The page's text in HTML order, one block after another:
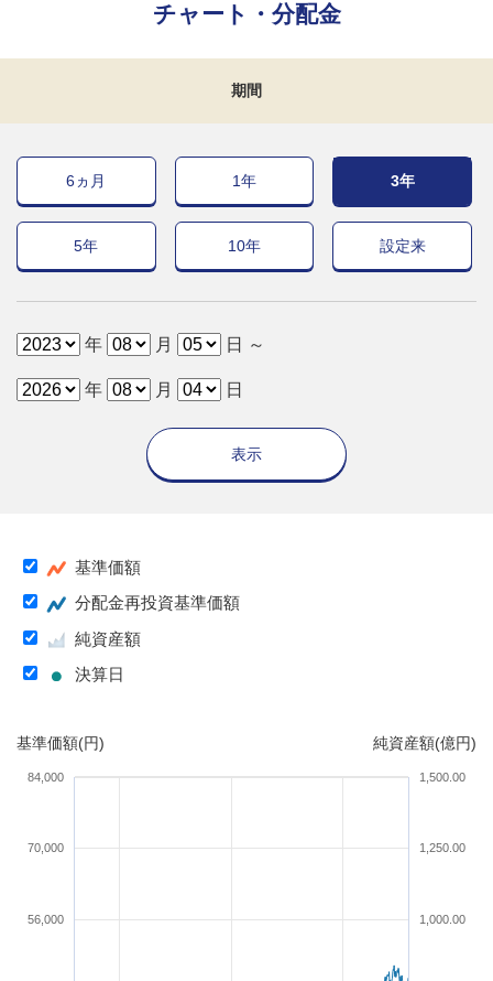
チャート・分配金
期間
6ヵ月 1年 3年
5年 10年 設定来
年 月 日 ～
年 月 日
表示
基準価額
分配金再投資基準価額
純資産額
決算日
基準価額(円) 純資産額(億円)
56,000
70,000
84,000 1,500.00
1,000.00
1,250.00